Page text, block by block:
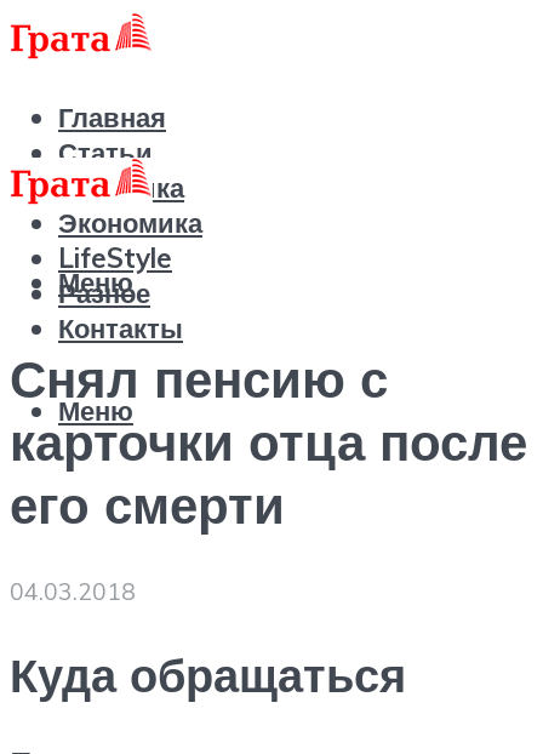
Главная
Статьи
Политика
Экономика
LifeStyle
Разное
Контакты
Меню
Меню
Снял пенсию с
карточки отца после
его смерти
04.03.2018
Куда обращаться